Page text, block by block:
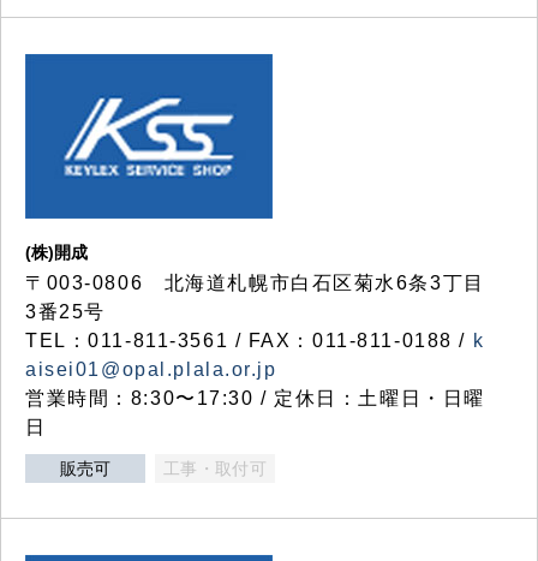
(株)開成
〒003-0806 北海道札幌市白石区菊水6条3丁目
3番25号
TEL：011-811-3561 / FAX：011-811-0188 / k
aisei01@opal.plala.or.jp
営業時間：8:30〜17:30 / 定休日：土曜日・日曜
日
販売可 工事・取付可